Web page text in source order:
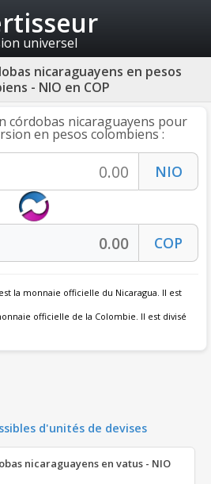
universel
nicaraguayens en pesos
- NIO en COP
córdobas nicaraguayens pour
en pesos colombiens :
est la monnaie officielle du Nicaragua. Il est
officielle de la Colombie. Il est divisé
d'unités de devises
nicaraguayens en vatus - NIO